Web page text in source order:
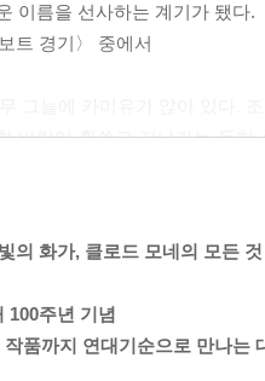
이름을 선사하는 계기가 됐다.
트 경기〉 중에서
바람이 휩쓸고 지나가는 듯
벌어지지 않는 평온한 일상은
은 카미유 모네〉를 통해 사
서 푸른색, 노란색, 회색의 조
의 화가, 클로드 모네의 모든 것
100주년 기념
품까지 연대기순으로 만나는